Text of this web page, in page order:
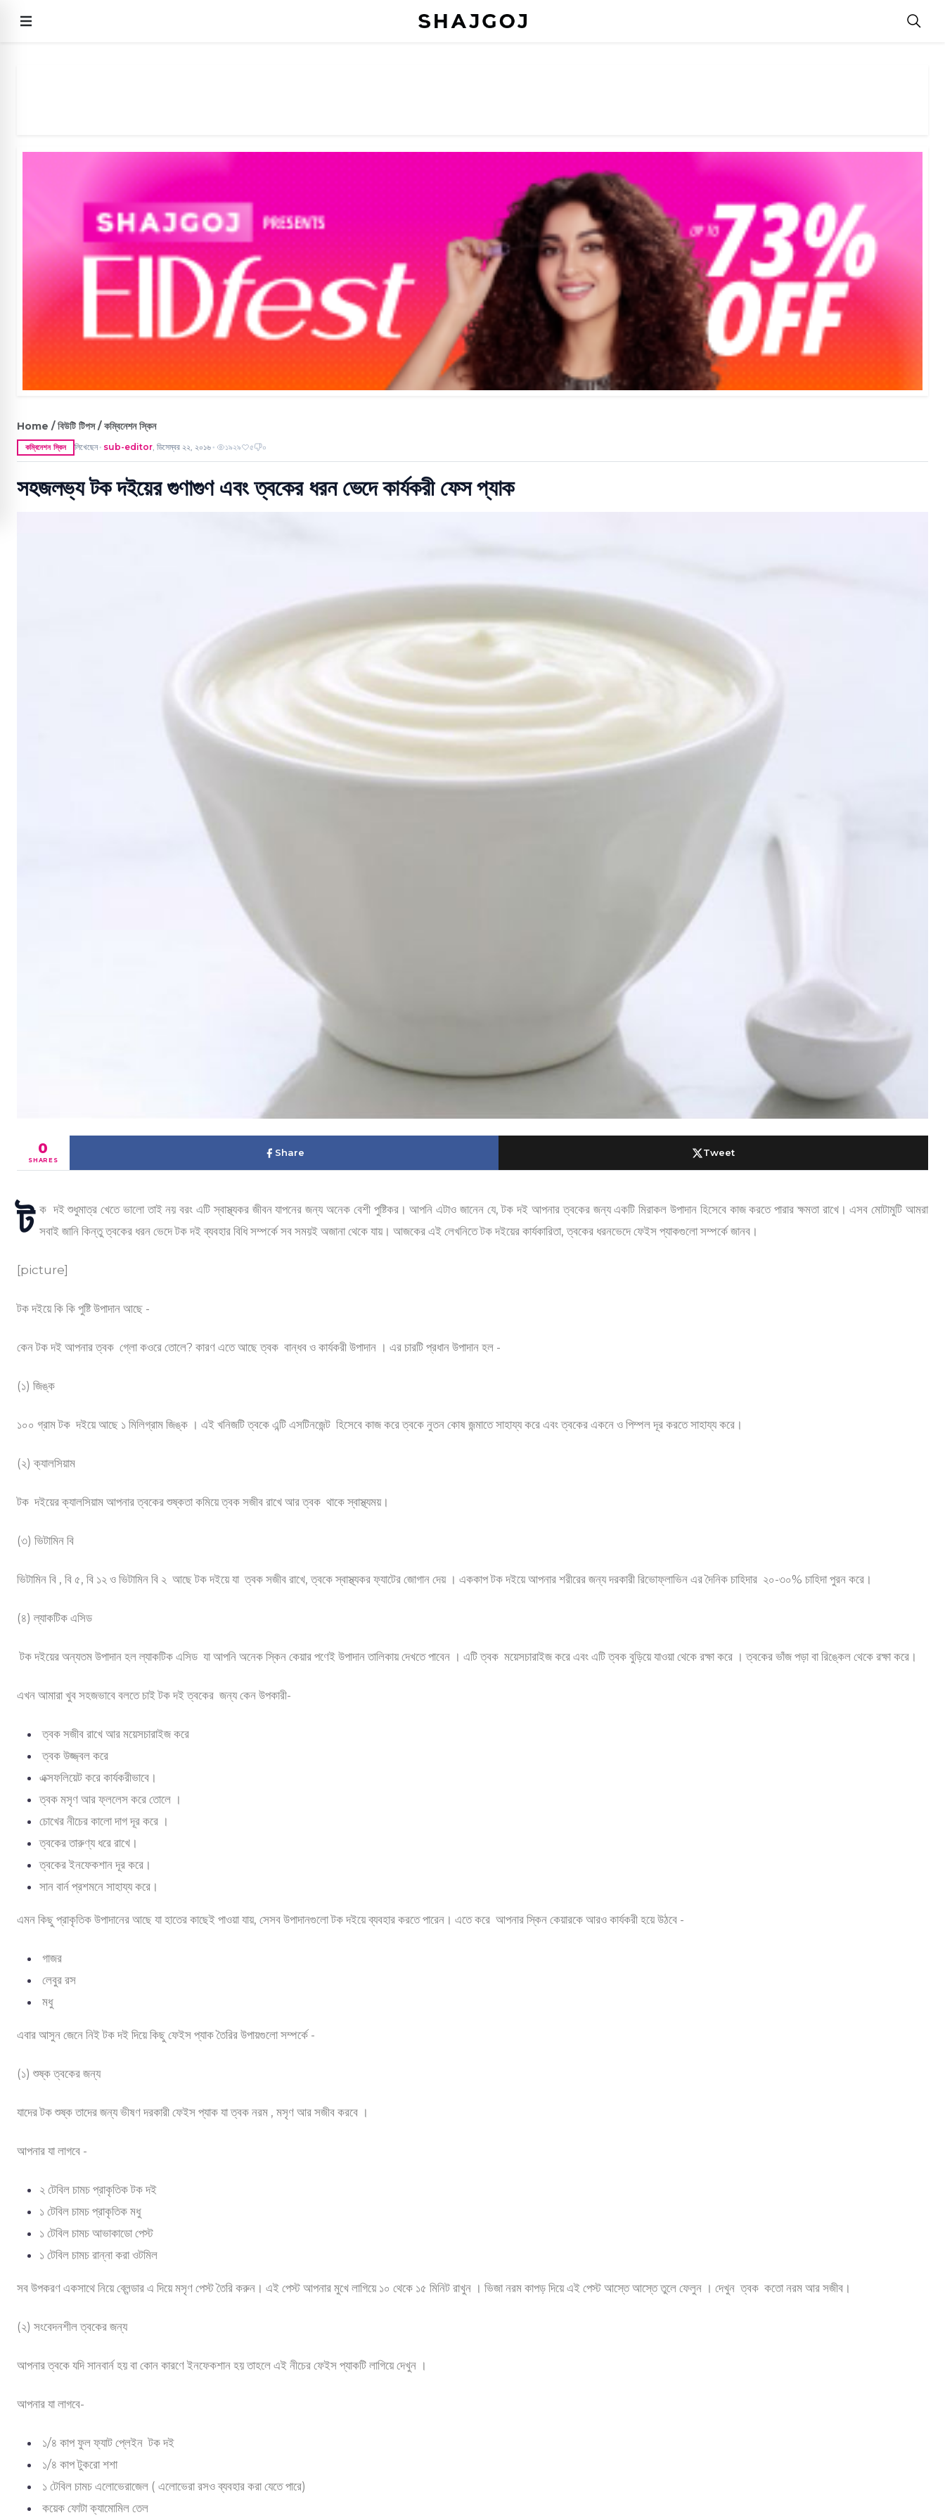
Home / বিউটি টিপস / কম্বিনেশন স্কিন
কম্বিনেশন স্কিন লিখেছেন ● sub-editor, ডিসেম্বর ২২, ২০১৬ ● ১৯২৯ ৫ ০
সহজলভ্য টক দইয়ের গুণাগুণ এবং ত্বকের ধরন ভেদে কার্যকরী ফেস প্যাক
0
SHARES
Share Tweet
ট ক দই শুধুমাত্র খেতে ভালো তাই নয় বরং এটি স্বাস্থ্যকর জীবন যাপনের জন্য অনেক বেশী পুষ্টিকর। আপনি এটাও জানেন যে, টক দই আপনার ত্বকের জন্য একটি মিরাকল উপাদান হিসেবে কাজ করতে পারার ক্ষমতা রাখে। এসব মোটামুটি আমরা
সবাই জানি কিন্তু ত্বকের ধরন ভেদে টক দই ব্যবহার বিধি সম্পর্কে সব সময়ই অজানা থেকে যায়। আজকের এই লেখনিতে টক দইয়ের কার্যকারিতা, ত্বকের ধরনভেদে ফেইস প্যাকগুলো সম্পর্কে জানব।
[picture]
টক দইয়ে কি কি পুষ্টি উপাদান আছে -
কেন টক দই আপনার ত্বক গ্লো কওরে তোলে? কারণ এতে আছে ত্বক বান্ধব ও কার্যকরী উপাদান । এর চারটি প্রধান উপাদান হল -
(১) জিঙ্ক
১০০ গ্রাম টক দইয়ে আছে ১ মিলিগ্রাম জিঙ্ক । এই খনিজটি ত্বকে এন্টি এসটিনজেন্ট হিসেবে কাজ করে ত্বকে নুতন কোষ জন্মাতে সাহায্য করে এবং ত্বকের একনে ও পিম্পল দূর করতে সাহায্য করে।
(২) ক্যালসিয়াম
টক দইয়ের ক্যালসিয়াম আপনার ত্বকের শুষ্কতা কমিয়ে ত্বক সজীব রাখে আর ত্বক থাকে স্বাস্থ্যময়।
(৩) ভিটামিন বি
ভিটামিন বি , বি ৫, বি ১২ ও ভিটামিন বি ২ আছে টক দইয়ে যা ত্বক সজীব রাখে, ত্বকে স্বাস্থ্যকর ফ্যাটের জোগান দেয় । এককাপ টক দইয়ে আপনার শরীরের জন্য দরকারী রিভোফ্লাভিন এর দৈনিক চাহিদার ২০-৩০% চাহিদা পুরন করে।
(৪) ল্যাকটিক এসিড
টক দইয়ের অন্যতম উপাদান হল ল্যাকটিক এসিড যা আপনি অনেক স্কিন কেয়ার পণেই উপাদান তালিকায় দেখতে পাবেন । এটি ত্বক ময়েসচারাইজ করে এবং এটি ত্বক বুড়িয়ে যাওয়া থেকে রক্ষা করে । ত্বকের ভাঁজ পড়া বা রিঙ্কেল থেকে রক্ষা করে।
এখন আমারা খুব সহজভাবে বলতে চাই টক দই ত্বকের জন্য কেন উপকারী-
ত্বক সজীব রাখে আর ময়েসচারাইজ করে
ত্বক উজ্জ্বল করে
এক্সফলিয়েট করে কার্যকরীভাবে।
ত্বক মসৃণ আর ফ্ললেস করে তোলে ।
চোখের নীচের কালো দাগ দূর করে ।
ত্বকের তারুণ্য ধরে রাখে।
ত্বকের ইনফেকশান দূর করে।
সান বার্ন প্রশমনে সাহায্য করে।
এমন কিছু প্রাকৃতিক উপাদানের আছে যা হাতের কাছেই পাওয়া যায়, সেসব উপাদানগুলো টক দইয়ে ব্যবহার করতে পারেন। এতে করে আপনার স্কিন কেয়ারকে আরও কার্যকরী হয়ে উঠবে -
গাজর
লেবুর রস
মধু
এবার আসুন জেনে নিই টক দই দিয়ে কিছু ফেইস প্যাক তৈরির উপায়গুলো সম্পর্কে -
(১) শুষ্ক ত্বকের জন্য
যাদের টক শুষ্ক তাদের জন্য ভীষণ দরকারী ফেইস প্যাক যা ত্বক নরম , মসৃণ আর সজীব করবে ।
আপনার যা লাগবে -
২ টেবিল চামচ প্রাকৃতিক টক দই
১ টেবিল চামচ প্রাকৃতিক মধু
১ টেবিল চামচ আভাকাডো পেস্ট
১ টেবিল চামচ রান্না করা ওটমিল
সব উপকরণ একসাথে নিয়ে ব্লেন্ডার এ দিয়ে মসৃণ পেস্ট তৈরি করুন। এই পেস্ট আপনার মুখে লাগিয়ে ১০ থেকে ১৫ মিনিট রাখুন । ভিজা নরম কাপড় দিয়ে এই পেস্ট আস্তে আস্তে তুলে ফেলুন । দেখুন ত্বক কতো নরম আর সজীব।
(২) সংবেদনশীল ত্বকের জন্য
আপনার ত্বকে যদি সানবার্ন হয় বা কোন কারণে ইনফেকশান হয় তাহলে এই নীচের ফেইস প্যাকটি লাগিয়ে দেখুন ।
আপনার যা লাগবে-
১/৪ কাপ ফুল ফ্যাট প্লেইন টক দই
১/৪ কাপ টুকরো শশা
১ টেবিল চামচ এলোভেরাজেল ( এলোভেরা রসও ব্যবহার করা যেতে পারে)
কয়েক ফোটা ক্যামোমিল তেল